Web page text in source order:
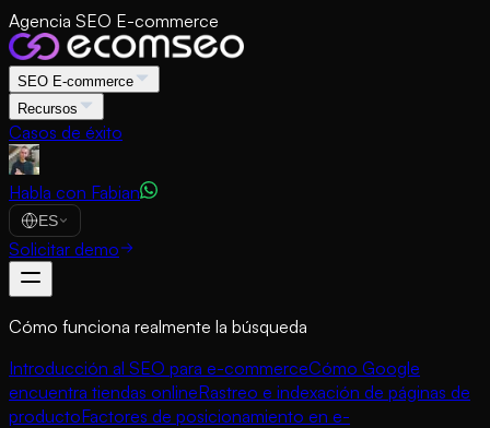
Agencia SEO E-commerce
SEO E-commerce
Recursos
Casos de éxito
Habla con Fabian
ES
Solicitar demo
Cómo funciona realmente la búsqueda
Introducción al SEO para e-commerceCómo Google
encuentra tiendas onlineRastreo e indexación de páginas de
productoFactores de posicionamiento en e-